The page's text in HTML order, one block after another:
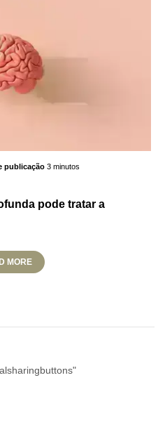
publicação 3 minutos
pode tratar a
MORE